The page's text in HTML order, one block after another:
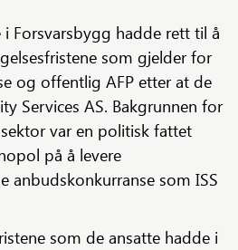
Forsvarsbygg hadde rett til å
som gjelder for
og offentlig AFP etter at de
Services AS. Bakgrunnen for
var en politisk fattet
på å levere
anbudskonkurranse som ISS
som de ansatte hadde i